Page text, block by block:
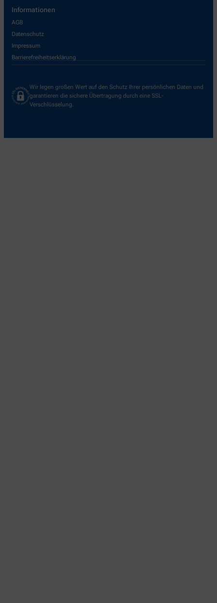
Informationen
AGB
Datenschutz
Impressum
Barrierefreiheitserklärung
Wir legen großen Wert auf den Schutz Ihrer persönlichen Daten und
garantieren die sichere Übertragung durch eine SSL-
Verschlüsselung.